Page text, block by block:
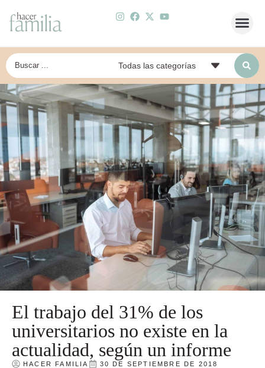
El trabajo del 31% de los
universitarios no existe en la
actualidad, según un informe
HACER FAMILIA 30 DE SEPTIEMBRE DE 2018